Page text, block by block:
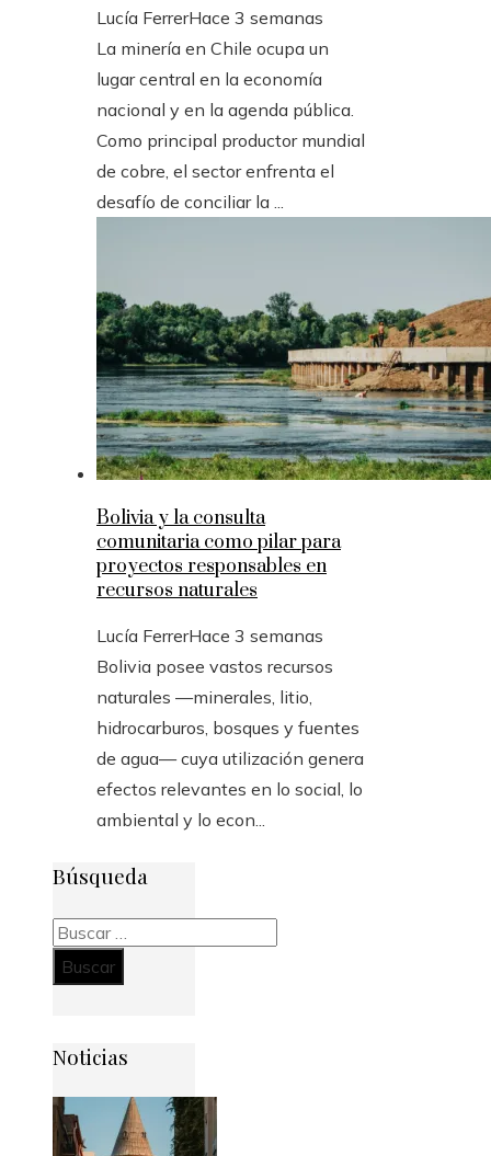
Lucía FerrerHace 3 semanas
La minería en Chile ocupa un
lugar central en la economía
nacional y en la agenda pública.
Como principal productor mundial
de cobre, el sector enfrenta el
desafío de conciliar la ...
Bolivia y la consulta
comunitaria como pilar para
proyectos responsables en
recursos naturales
Lucía FerrerHace 3 semanas
Bolivia posee vastos recursos
naturales —minerales, litio,
hidrocarburos, bosques y fuentes
de agua— cuya utilización genera
efectos relevantes en lo social, lo
ambiental y lo econ...
Búsqueda
Buscar:
Noticias